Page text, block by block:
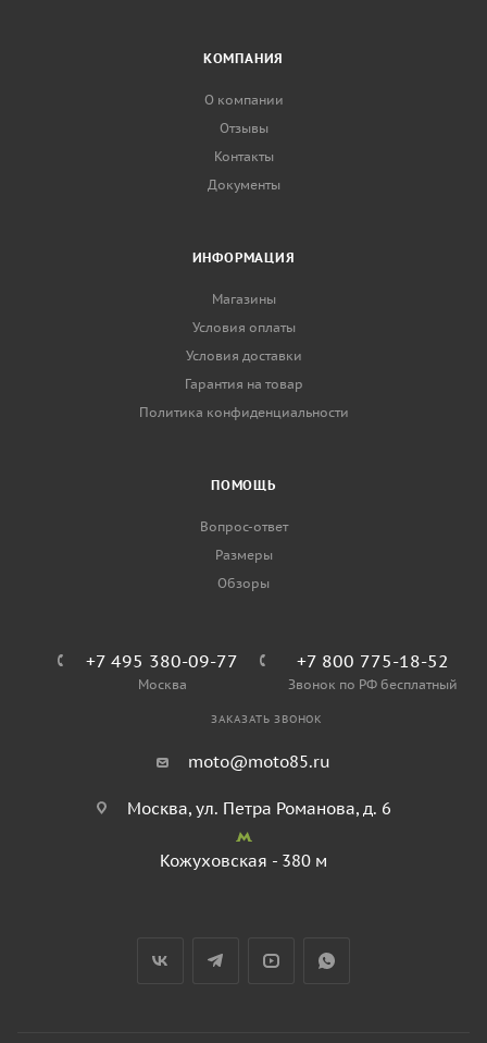
КОМПАНИЯ
О компании
Отзывы
Контакты
Документы
ИНФОРМАЦИЯ
Магазины
Условия оплаты
Условия доставки
Гарантия на товар
Политика конфиденциальности
ПОМОЩЬ
Вопрос-ответ
Размеры
Обзоры
+7 495 380-09-77
Москва
+7 800 775-18-52
Звонок по РФ бесплатный
ЗАКАЗАТЬ ЗВОНОК
moto@moto85.ru
Москва, ул. Петра Романова, д. 6
Кожуховская - 380 м